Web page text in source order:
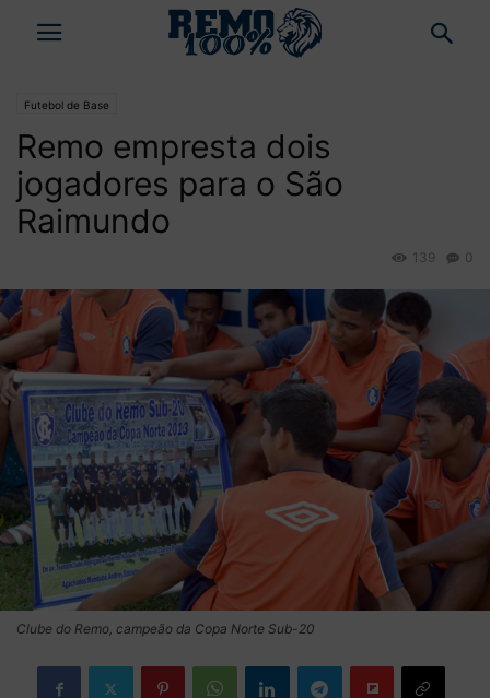
Futebol de Base
Remo empresta dois
jogadores para o São
Raimundo
0
139
Clube do Remo, campeão da Copa Norte Sub-20